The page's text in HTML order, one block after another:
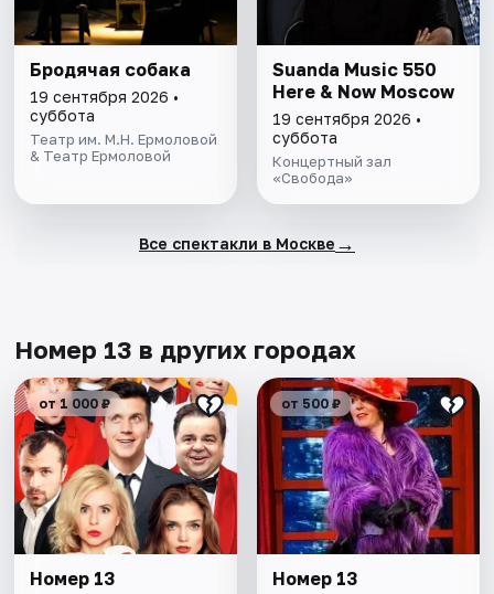
Бродячая собака
19 сентября 2026 •
суббота
Театр им. М.Н. Ермоловой
& Театр Ермоловой
Suanda Music 550
Here & Now Moscow
19 сентября 2026 •
суббота
Концертный зал
«Свобода»
Все спектакли в Москве →
Номер 13 в других городах
от 1 000 ₽
Номер 13
от 500 ₽
Номер 13